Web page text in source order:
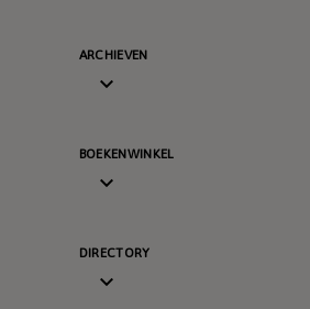
ARCHIEVEN

BOEKENWINKEL

DIRECTORY
